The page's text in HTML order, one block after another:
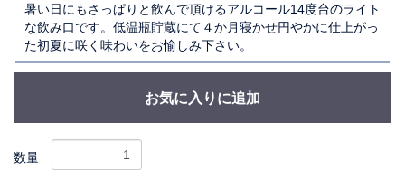
暑い日にもさっぱりと飲んで頂けるアルコール14度台のライト
な飲み口です。低温瓶貯蔵にて４か月寝かせ円やかに仕上がっ
た初夏に咲く味わいをお愉しみ下さい。
お気に入りに追加
数量